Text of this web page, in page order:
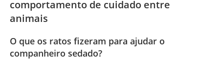
comportamento de cuidado entre
animais
O que os ratos fizeram para ajudar o
companheiro sedado?